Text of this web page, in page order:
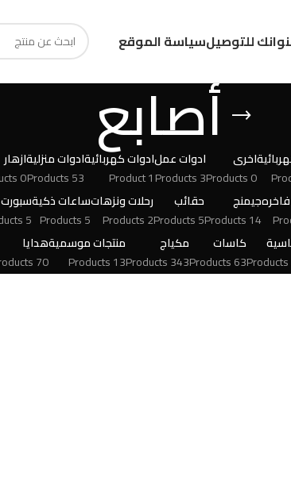
للتوصيلسياسة الموقع
أصابع اخرى
0 Products
ادوات عمل
3 Products
ادوات كهربائية
1 Product
ادوات منزلية
53 Products
ازهار
0 Products
جيمنج
14 Products
حقائب
5 Products
رحلات ونزهات
2 Products
ساعات ذكية
5 Products
سبورت
5 Products
كاسات
63 Products
مكياج
343 Products
منتجات موسمية
13 Products
هدايا
70 Products